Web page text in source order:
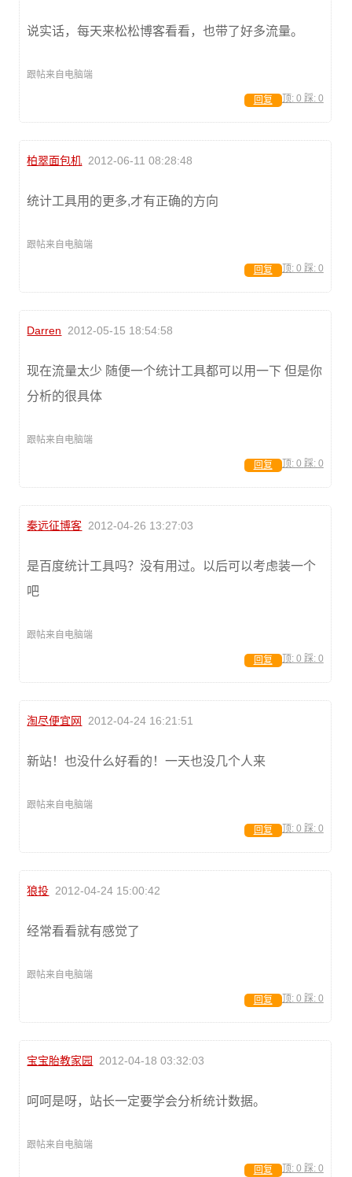
说实话，每天来松松博客看看，也带了好多流量。
跟帖来自电脑端
顶: 0 踩: 0
回复
柏翠面包机 2012-06-11 08:28:48
统计工具用的更多,才有正确的方向
跟帖来自电脑端
顶: 0 踩: 0
回复
Darren 2012-05-15 18:54:58
现在流量太少 随便一个统计工具都可以用一下 但是你
分析的很具体
跟帖来自电脑端
顶: 0 踩: 0
回复
秦远征博客 2012-04-26 13:27:03
是百度统计工具吗？没有用过。以后可以考虑装一个
吧
跟帖来自电脑端
顶: 0 踩: 0
回复
淘尽便宜网 2012-04-24 16:21:51
新站！也没什么好看的！一天也没几个人来
跟帖来自电脑端
顶: 0 踩: 0
回复
狼投 2012-04-24 15:00:42
经常看看就有感觉了
跟帖来自电脑端
顶: 0 踩: 0
回复
宝宝胎教家园 2012-04-18 03:32:03
呵呵是呀，站长一定要学会分析统计数据。
跟帖来自电脑端
顶: 0 踩: 0
回复